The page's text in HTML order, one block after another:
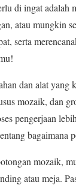
di ingat
atau mungkin
serta
dan alat
mozaik, dan
pengerjaan
bagaimana
mozaik,
atau meja.